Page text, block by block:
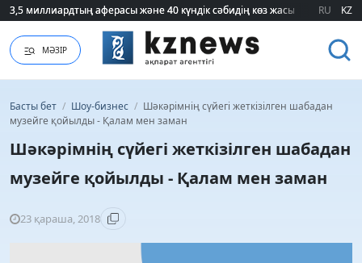
3,5 миллиардтың аферасы және 40 күндік сәбидің көз жасы:
3,5 миллиардтың аферасы және 40 күндік сәбидің көз жасы: RU KZ
МӘЗІР
Басты бет / Шоу-бизнес / Шәкәрімнің сүйегі жеткізілген шабадан
музейге қойылды - Қалам мен заман
Шәкәрімнің сүйегі жеткізілген шабадан
музейге қойылды - Қалам мен заман
23 қараша, 2018